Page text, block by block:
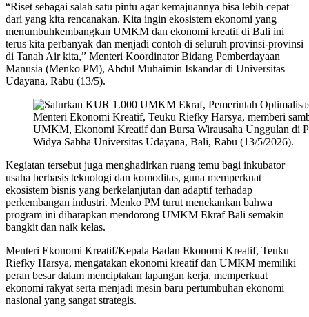
“Riset sebagai salah satu pintu agar kemajuannya bisa lebih cepat
dari yang kita rencanakan. Kita ingin ekosistem ekonomi yang
menumbuhkembangkan UMKM dan ekonomi kreatif di Bali ini
terus kita perbanyak dan menjadi contoh di seluruh provinsi-provinsi
di Tanah Air kita,” Menteri Koordinator Bidang Pemberdayaan
Manusia (Menko PM), Abdul Muhaimin Iskandar di Universitas
Udayana, Rabu (13/5).
Menteri Ekonomi Kreatif, Teuku Riefky Harsya, memberi
UMKM, Ekonomi Kreatif dan Bursa Wirausaha Unggulan di
Widya Sabha Universitas Udayana, Bali, Rabu (13/5/2026).
Kegiatan tersebut juga menghadirkan ruang temu bagi inkubator
usaha berbasis teknologi dan komoditas, guna memperkuat
ekosistem bisnis yang berkelanjutan dan adaptif terhadap
perkembangan industri. Menko PM turut menekankan bahwa
program ini diharapkan mendorong UMKM Ekraf Bali semakin
bangkit dan naik kelas.
Menteri Ekonomi Kreatif/Kepala Badan Ekonomi Kreatif, Teuku
Riefky Harsya, mengatakan ekonomi kreatif dan UMKM memiliki
peran besar dalam menciptakan lapangan kerja, memperkuat
ekonomi rakyat serta menjadi mesin baru pertumbuhan ekonomi
nasional yang sangat strategis.